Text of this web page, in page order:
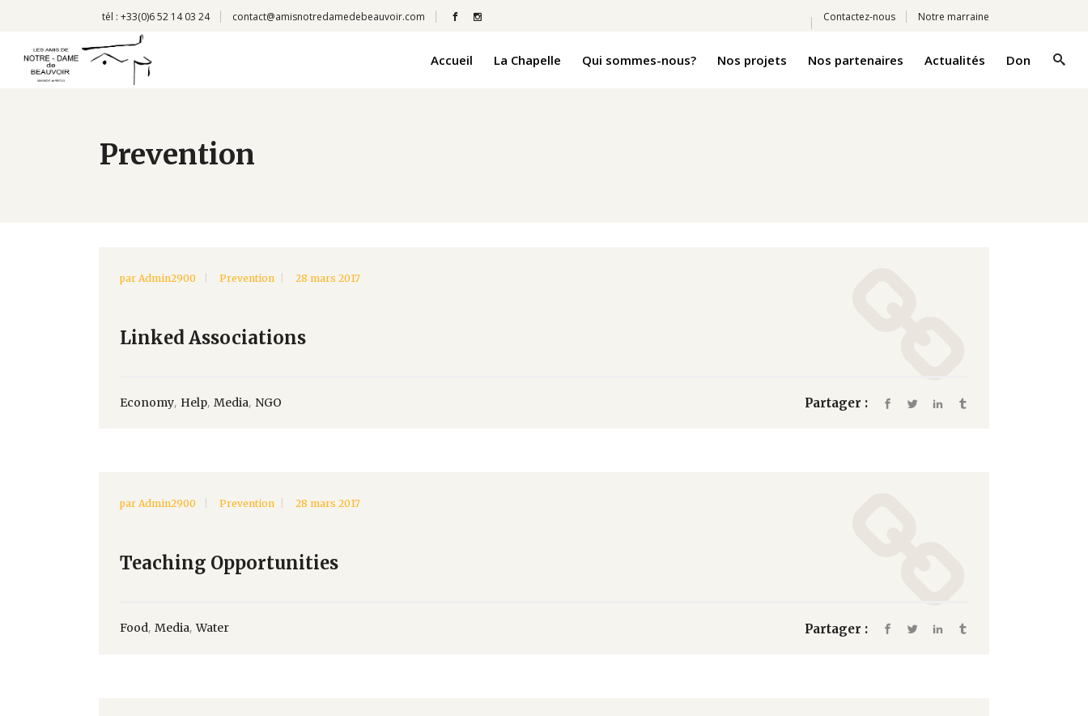
tél : +33(0)6 52 14 03 24 contact@amisnotredamedebeauvoir.com Contactez-nous Notre marraine
Accueil La Chapelle Qui sommes-nous? Nos projets Nos partenaires Actualités Don
Prevention
par Admin2900 Prevention 28 mars 2017
Linked Associations
Economy, Help, Media, NGO Partager :
par Admin2900 Prevention 28 mars 2017
Teaching Opportunities
Food, Media,Water Partager :